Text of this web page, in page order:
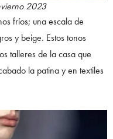
2023
fríos; una escala de
y beige. Estos tonos
talleres de la casa que
la patina y en textiles